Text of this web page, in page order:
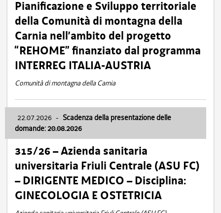
Pianificazione e Sviluppo territoriale
della Comunità di montagna della
Carnia nell’ambito del progetto
“REHOME” finanziato dal programma
INTERREG ITALIA-AUSTRIA
Comunità di montagna della Carnia
22.07.2026 - Scadenza della presentazione delle
domande: 20.08.2026
315/26 – Azienda sanitaria
universitaria Friuli Centrale (ASU FC)
– DIRIGENTE MEDICO – Disciplina:
GINECOLOGIA E OSTETRICIA